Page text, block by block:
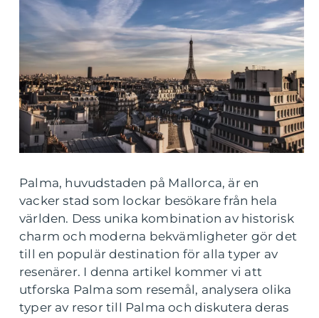
Palma, huvudstaden på Mallorca, är en
vacker stad som lockar besökare från hela
världen. Dess unika kombination av historisk
charm och moderna bekvämligheter gör det
till en populär destination för alla typer av
resenärer. I denna artikel kommer vi att
utforska Palma som resemål, analysera olika
typer av resor till Palma och diskutera deras